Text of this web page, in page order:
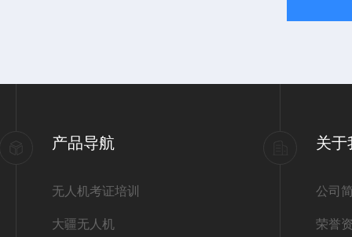
产品导航
无人机考证培训
大疆无人机
关于
公司
荣誉